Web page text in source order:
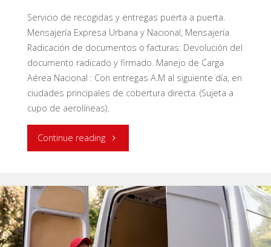
Servicio de recogidas y entregas puerta a puerta.
Mensajería Expresa Urbana y Nacional, Mensajería
Radicación de documentos o facturas: Devolución del
documento radicado y firmado. Manejo de Carga
Aérea Nacional : Con entregas A.M al siguiente día, en
ciudades principales de cobertura directa. (Sujeta a
cupo de aerolíneas).
Continue reading